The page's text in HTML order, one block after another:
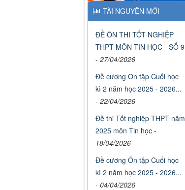
TÀI NGUYÊN MỚI
ĐỀ ÔN THI TỐT NGHIỆP
THPT MÔN TIN HỌC - SỐ 9
- 27/04/2026
Đề cương Ôn tập Cuối học
kì 2 năm học 2025 - 2026...
- 22/04/2026
Đề thi Tốt nghiệp THPT năm
2025 môn Tin học -
18/04/2026
Đề cương Ôn tập Cuối học
kì 2 năm học 2025 - 2026...
- 04/04/2026